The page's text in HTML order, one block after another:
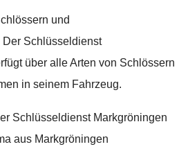
und
Schlüsseldienst
über alle Arten von Schlössern
in seinem Fahrzeug.
Schlüsseldienst Markgröningen
aus Markgröningen